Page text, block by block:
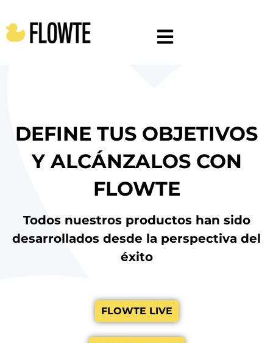
DEFINE TUS OBJETIVOS
Y ALCÁNZALOS CON
FLOWTE
Todos nuestros productos han sido
desarrollados desde la perspectiva del
éxito
FLOWTE LIVE